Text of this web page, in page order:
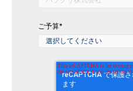
ご予算*